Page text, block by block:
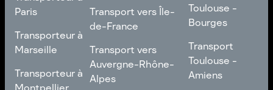
Lille
Paris
Transporteur à
Paris
Transporteur à
Marseille
Transporteur à
Marseille
Transporteur à
Transport vers
Nouvelle-Aquitaine
Transport vers Île-
de-France
Transport vers Île-
de-France
Transport vers
Auvergne-Rhône-
Alpes
Toulouse -
Cholet
Toulouse -
Bourges
Transport
Toulouse -
Bourges
Transport
Toulouse -
Amiens